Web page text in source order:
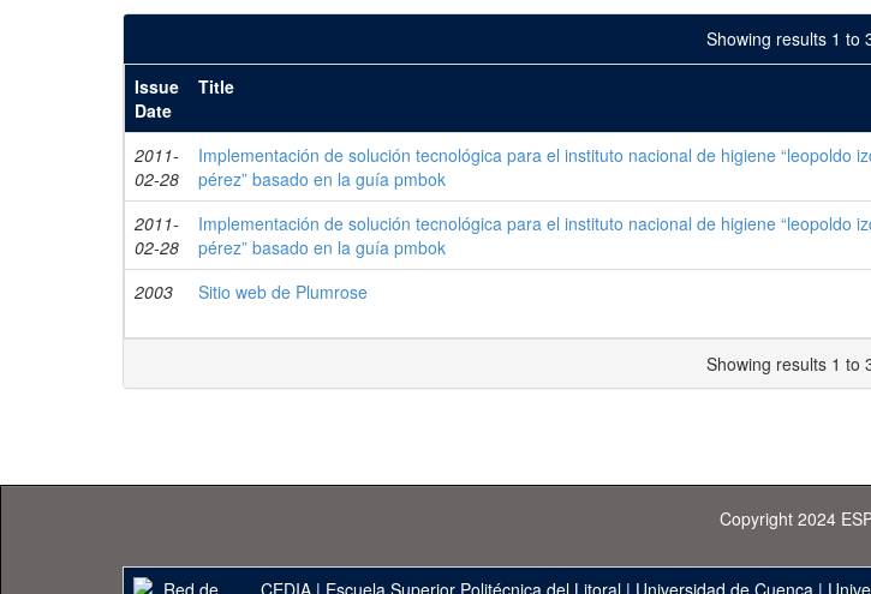
Showing results 1 to
Issue
Date
Title
2011-
02-28
Implementación de solución tecnológica para el instituto nacional de higiene “leopoldo
pérez” basado en la guía pmbok
2011-
02-28
Implementación de solución tecnológica para el instituto nacional de higiene “leopoldo
pérez” basado en la guía pmbok
2003 Sitio web de Plumrose
Showing results 1 to
Copyright 2024
CEDIA | Escuela Superior Politécnica del Litoral | Universidad de Cuenca |